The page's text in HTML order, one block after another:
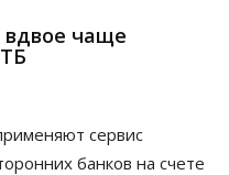
вдвое чаще
сервис
банков на счете